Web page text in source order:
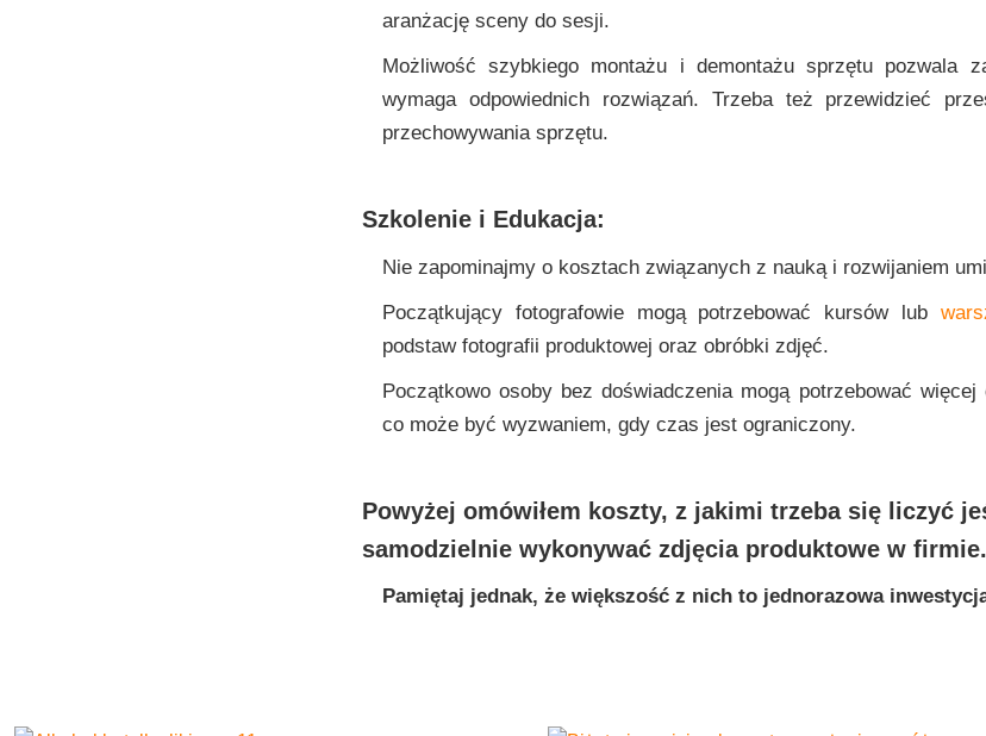
aranżację sceny do sesji.
Możliwość szybkiego montażu i demontażu sprzętu pozwala
wymaga odpowiednich rozwiązań. Trzeba też przewidzieć
przechowywania sprzętu.
Szkolenie i Edukacja:
Nie zapominajmy o kosztach związanych z nauką i rozwijaniem
Początkujący fotografowie mogą potrzebować kursów lub
podstaw fotografii produktowej oraz obróbki zdjęć.
Początkowo osoby bez doświadczenia mogą potrzebować
co może być wyzwaniem, gdy czas jest ograniczony.
Powyżej omówiłem koszty, z jakimi trzeba się liczyć
samodzielnie wykonywać zdjęcia produktowe w firmie.
Pamiętaj jednak, że większość z nich to jednorazowa